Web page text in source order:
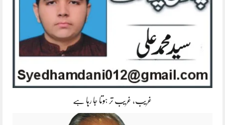
غریب، غریب تر ہوتا جا رہا ہے